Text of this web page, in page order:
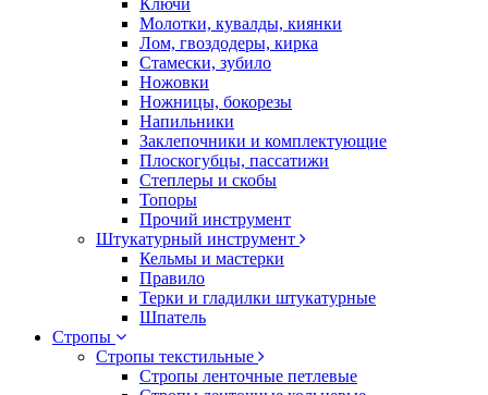
Ключи
Молотки, кувалды, киянки
Лом, гвоздодеры, кирка
Стамески, зубило
Ножовки
Ножницы, бокорезы
Напильники
Заклепочники и комплектующие
Плоскогубцы, пассатижи
Степлеры и скобы
Топоры
Прочий инструмент
Штукатурный инструмент
Кельмы и мастерки
Правило
Терки и гладилки штукатурные
Шпатель
Стропы
Стропы текстильные
Стропы ленточные петлевые